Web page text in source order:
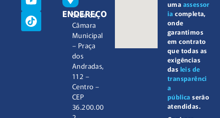
ENDEREÇO
Sede da
Câmara
Municipal
– Praça
dos
Andradas,
112 –
Centro –
CEP
36.200.00
uma assessor
ia completa,
onde
garantimos
em contrato
que todas as
exigências
das leis de
transparênci
a
pública serão
atendidas.